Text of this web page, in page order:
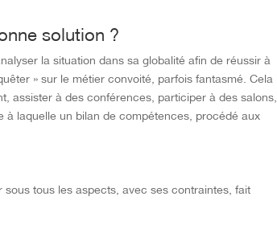
solution ?
la situation dans sa globalité afin de réussir à
» sur le métier convoité, parfois fantasmé. Cela
assister à des conférences, participer à des salons,
à laquelle un bilan de compétences, procédé aux
sous tous les aspects, avec ses contraintes, fait